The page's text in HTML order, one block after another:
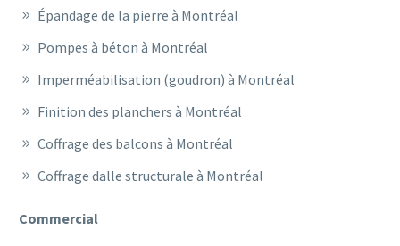
Épandage de la pierre à Montréal
Pompes à béton à Montréal
Imperméabilisation (goudron) à Montréal
Finition des planchers à Montréal
Coffrage des balcons à Montréal
Coffrage dalle structurale à Montréal
Commercial